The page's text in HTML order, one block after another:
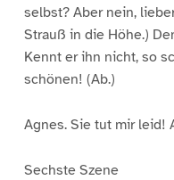
selbst? Aber nein,
Strauß in die Höhe.)
Kennt er ihn nicht, so
schönen! (Ab.)
Agnes. Sie tut mir leid!
Sechste Szene